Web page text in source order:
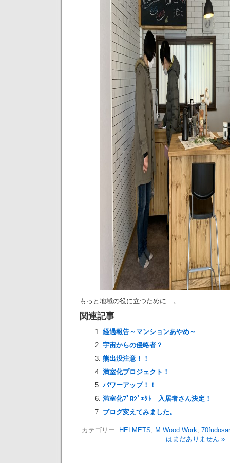
もっと地域の役に立つために…。
関連記事
経過報告～マンションあやめ～
宇宙からの侵略者？
熊出没注意！！
満室化プロジェクト！
パワーアップ！！
満室化ﾌﾟﾛｼﾞｪｸﾄ 入居者さん決定！
ブログ変えてみました。
カテゴリー: HELMETS, M Wood Work,
はまだありません »